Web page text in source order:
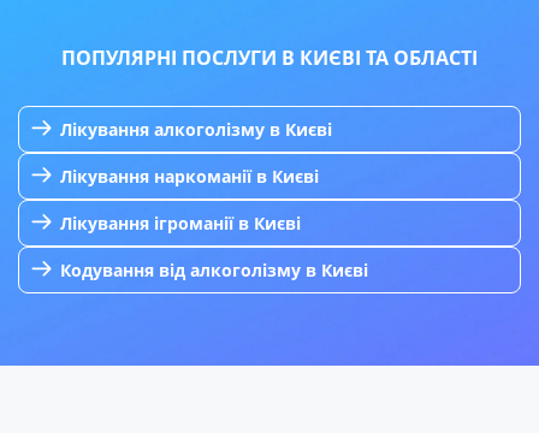
ПОПУЛЯРНІ ПОСЛУГИ В КИЄВІ ТА ОБЛАСТІ
Лікування алкоголізму в Києві
Лікування наркоманії в Києві
Лікування ігроманії в Києві
Кодування від алкоголізму в Києві